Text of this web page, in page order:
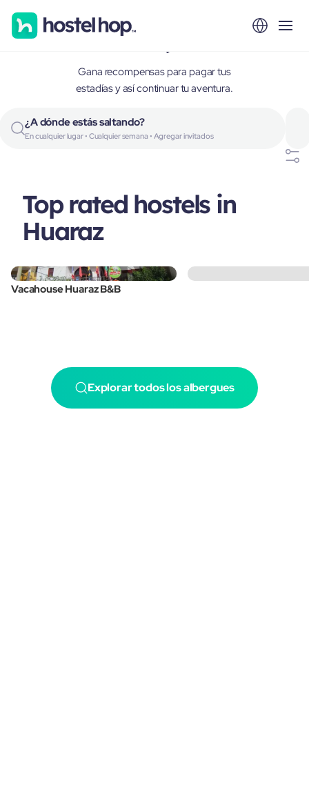
Huaraz, Peru
Gana recompensas para pagar tus
estadías y así continuar tu aventura.
¿A dónde estás saltando?
En cualquier lugar • Cualquier semana • Agregar invitados
Top rated hostels in
Huaraz
Vacahouse Huaraz B&B
Explorar todos los albergues